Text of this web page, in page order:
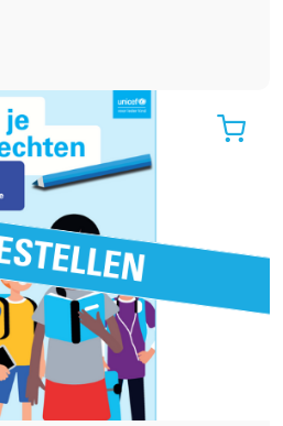
Bevestigen
Verder winkelen
winkelmandje
Verder winkelen